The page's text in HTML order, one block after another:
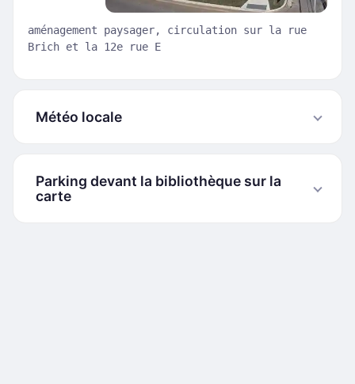
aménagement paysager, circulation sur la rue
Brich et la 12e rue E
Météo locale
Parking devant la bibliothèque sur la
carte